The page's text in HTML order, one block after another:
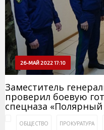
26-МАЙ 2022 17:10
Заместитель
проверил боевую
спецназа «Полярный
ОБЩЕСТВО ПРОКУРАТУРА